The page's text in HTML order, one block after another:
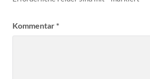
Kommentar*